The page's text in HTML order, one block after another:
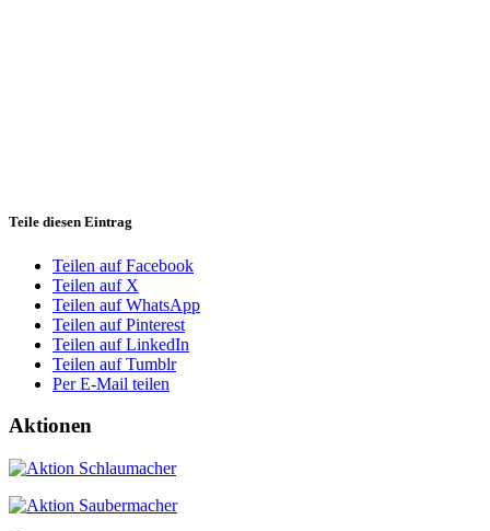
Teile diesen Eintrag
Teilen auf Facebook
Teilen auf X
Teilen auf WhatsApp
Teilen auf Pinterest
Teilen auf LinkedIn
Teilen auf Tumblr
Per E-Mail teilen
Aktionen